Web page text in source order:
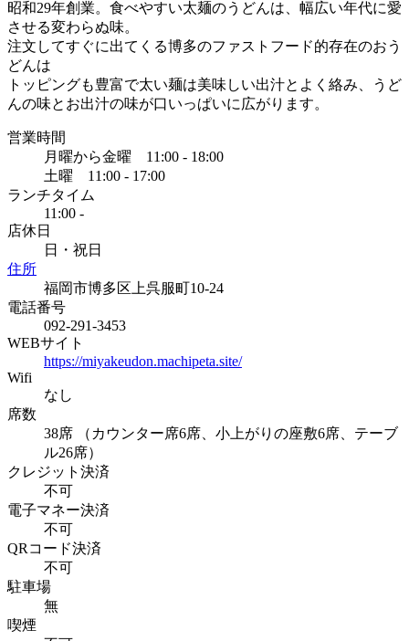
昭和29年創業。食べやすい太麺のうどんは、幅広い年代に愛
させる変わらぬ味。
注文してすぐに出てくる博多のファストフード的存在のおう
どんは
トッピングも豊富で太い麺は美味しい出汁とよく絡み、うど
んの味とお出汁の味が口いっぱいに広がります。
営業時間
月曜から金曜 11:00 - 18:00
土曜 11:00 - 17:00
ランチタイム
11:00 -
店休日
日・祝日
住所
福岡市博多区上呉服町10-24
電話番号
092-291-3453
WEBサイト
https://miyakeudon.machipeta.site/
Wifi
なし
席数
38席 （カウンター席6席、小上がりの座敷6席、テーブ
ル26席）
クレジット決済
不可
電子マネー決済
不可
QRコード決済
不可
駐車場
無
喫煙